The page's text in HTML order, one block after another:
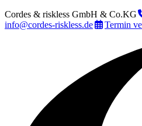
Cordes & riskless GmbH & Co.KG
info@cordes-riskless.de
Termin